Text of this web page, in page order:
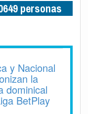
personas
y Nacional
la
dominical
BetPlay